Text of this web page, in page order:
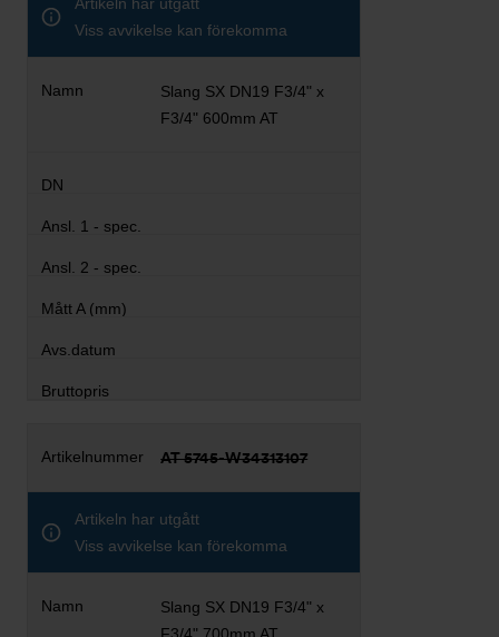
Viss avvikelse kan förekomma
Slang SX DN19 F3/4" x
F3/4" 600mm AT
AT 5745-W34313107
Artikeln har utgått
Viss avvikelse kan förekomma
Slang SX DN19 F3/4" x